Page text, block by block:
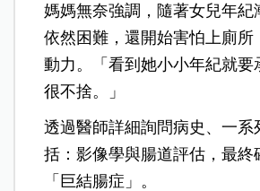
媽媽無奈強調，隨著女兒年紀
依然困難，還開始害怕上廁所
動力。「看到她小小年紀就要
很不捨。」
透過醫師詳細詢問病史、一系
括：影像學與腸道評估，最終
「巨結腸症」。